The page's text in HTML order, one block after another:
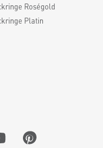
Roségold
Platin